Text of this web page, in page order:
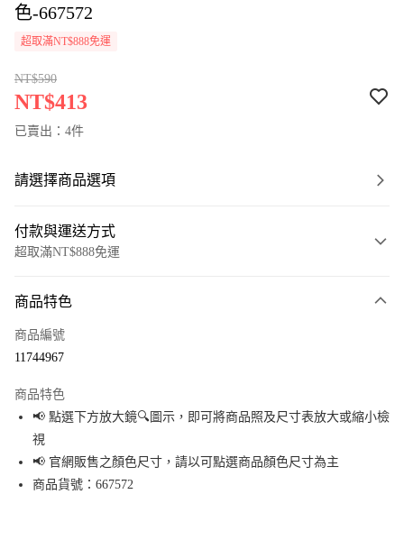
色-667572
超取滿NT$888免運
NT$590
NT$413
已賣出：4件
請選擇商品選項
付款與運送方式
超取滿NT$888免運
信用卡一次付款
Apple Pay
街口支付
悠遊付
商品特色
商品編號
11744967
商品特色
📢 點選下方放大鏡🔍圖示，即可將商品照及尺寸表放大或縮小檢
視
📢 官網販售之顏色尺寸，請以可點選商品顏色尺寸為主
商品貨號：667572